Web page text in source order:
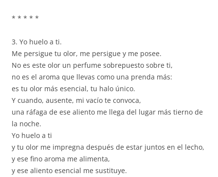
* * * * *
3. Yo huelo a ti.
Me persigue tu olor, me persigue y me posee.
No es este olor un perfume sobrepuesto sobre ti,
no es el aroma que llevas como una prenda más:
es tu olor más esencial, tu halo único.
Y cuando, ausente, mi vacío te convoca,
una ráfaga de ese aliento me llega del lugar más tierno de
la noche.
Yo huelo a ti
y tu olor me impregna después de estar juntos en el lecho,
y ese fino aroma me alimenta,
y ese aliento esencial me sustituye.